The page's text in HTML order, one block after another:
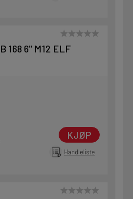
168 6" M12 ELF
KJØP
Handleliste